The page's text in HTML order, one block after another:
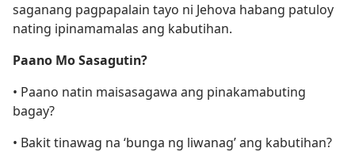
saganang pagpapalain tayo ni Jehova habang patuloy
nating ipinamamalas ang kabutihan.
Paano Mo Sasagutin?
• Paano natin maisasagawa ang pinakamabuting
bagay?
• Bakit tinawag na ‘bunga ng liwanag’ ang kabutihan?